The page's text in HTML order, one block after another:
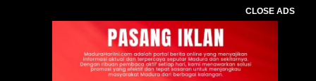
CLOSE ADS